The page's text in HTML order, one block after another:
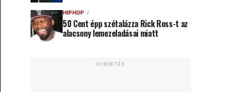
HIPHOP
50 Cent épp szétalázza Rick Ross-t az
alacsony lemezeladásai miatt
HIRDETÉS